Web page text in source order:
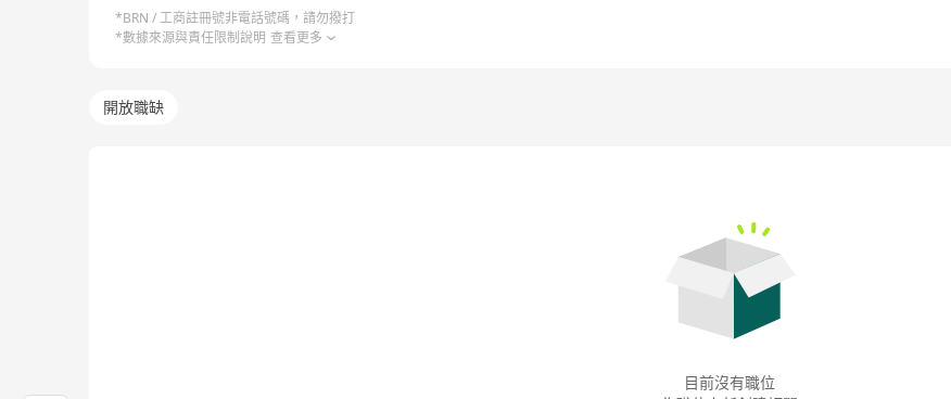
*BRN / 工商註冊號非電話號碼，請勿撥打
*數據來源與責任限制說明 查看更多
開放職缺
目前沒有職位